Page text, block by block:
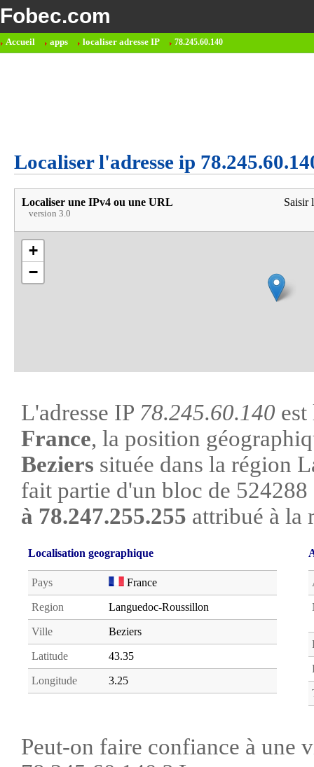
Fobec.com
Accueil apps localiser adresse IP 78.245.60.140
Localiser l'adresse ip
Localiser une IPv4 ou une URL
version 3.0
Saisir
+
−
L'adresse IP 78.245.60.140
France, la position
Beziers située dans la région
fait partie d'un bloc de 524288
à 78.247.255.255 attribué à la
Localisation geographique
Pays France
Region Languedoc-Roussillon
Ville Beziers
Latitude 43.35
Longitude 3.25
Peut-on faire confiance à une